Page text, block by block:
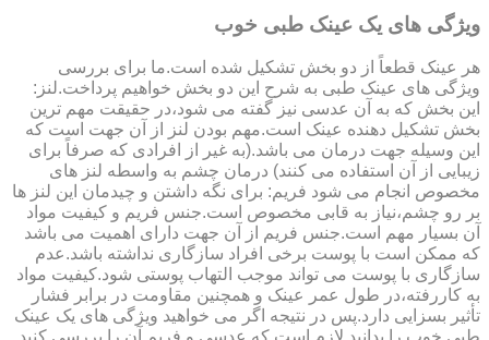
ویژگی های یک عینک طبی خوب
هر عینک قطعاً از دو بخش تشکیل شده است.ما برای بررسی
ویژگی های عینک طبی به شرح این دو بخش خواهیم پرداخت.لنز:
این بخش که به آن عدسی نیز گفته می شود،در حقیقت مهم ترین
بخش تشکیل دهنده عینک است.مهم بودن لنز از آن جهت است که
این وسیله جهت درمان می باشد.(به غیر از افرادی که صرفاً برای
زیبایی از آن استفاده می کنند) درمان چشم به واسطه لنز های
مخصوص انجام می شود فریم: برای نگه داشتن و چیدمان این لنز ها
بر رو چشم،نیاز به قابی مخصوص است.جنس فریم و کیفیت مواد
آن بسیار مهم است.جنس فریم از آن جهت دارای اهمیت می باشد
که ممکن است با پوست برخی افراد سازگاری نداشته باشد.عدم
سازگاری با پوست می تواند موجب التهاب پوستی شود.کیفیت مواد
به کاررفته،در طول عمر عینک و همچنین مقاومت در برابر فشار
تأثیر بسزایی دارد.پس در نتیجه اگر می خواهید ویژگی های یک عینک